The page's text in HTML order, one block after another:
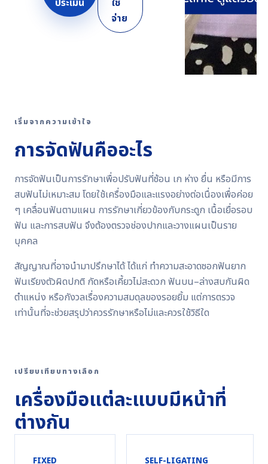
ประเมิน
ใช้
จ่าย
เริ่มจากความเข้าใจ
การจัดฟันคืออะไร
การจัดฟันเป็นการรักษาเพื่อปรับฟันที่ซ้อน เก ห่าง ยื่น หรือมีการ
สบฟันไม่เหมาะสม โดยใช้เครื่องมือและแรงอย่างต่อเนื่องเพื่อค่อย
ๆ เคลื่อนฟันตามแผน การรักษาเกี่ยวข้องกับกระดูก เนื้อเยื่อรอบ
ฟัน และการสบฟัน จึงต้องตรวจช่องปากและวางแผนเป็นราย
บุคคล
สัญญาณที่อาจนำมาปรึกษาได้ ได้แก่ ทำความสะอาดซอกฟันยาก
ฟันเรียงตัวผิดปกติ กัดหรือเคี้ยวไม่สะดวก ฟันบน–ล่างสบกันผิด
ตำแหน่ง หรือกังวลเรื่องความสมดุลของรอยยิ้ม แต่การตรวจ
เท่านั้นที่จะช่วยสรุปว่าควรรักษาหรือไม่และควรใช้วิธีใด
เปรียบเทียบทางเลือก
เครื่องมือแต่ละแบบมีหน้าที่
ต่างกัน
FIXED
SELF-LIGATING